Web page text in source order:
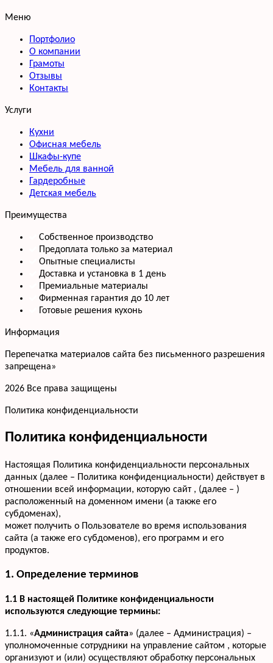
Меню
Портфолио
О компании
Грамоты
Отзывы
Контакты
Услуги
Кухни
Офисная мебель
Шкафы-купе
Мебель для ванной
Гардеробные
Детская мебель
Преимущества
Собственное производство
Предоплата только за материал
Опытные специалисты
Доставка и установка в 1 день
Премиальные материалы
Фирменная гарантия до 10 лет
Готовые решения кухонь
Информация
Перепечатка материалов сайта без письменного разрешения
запрещена»
2026 Все права защищены
Политика конфиденциальности
Политика конфиденциальности
Настоящая Политика конфиденциальности персональных
данных (далее – Политика конфиденциальности) действует в
отношении всей информации, которую сайт , (далее – )
расположенный на доменном имени (а также его
субдоменах),
может получить о Пользователе во время использования
сайта (а также его субдоменов), его программ и его
продуктов.
1. Определение терминов
1.1 В настоящей Политике конфиденциальности
используются следующие термины:
1.1.1. «Администрация сайта» (далее – Администрация) –
уполномоченные сотрудники на управление сайтом , которые
организуют и (или) осуществляют обработку персональных